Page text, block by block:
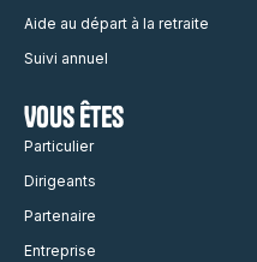
Aide au départ à la retraite
Suivi annuel
VOUS ÊTES
Particulier
Dirigeants
Partenaire
Entreprise